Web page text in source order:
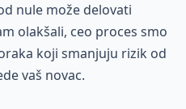
nule može delovati
olakšali, ceo proces smo
koji smanjuju rizik od
vaš novac.